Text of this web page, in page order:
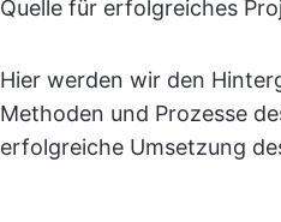
Quelle für erfolgreiches
Hier werden wir den
Methoden und Prozesse
erfolgreiche Umsetzung